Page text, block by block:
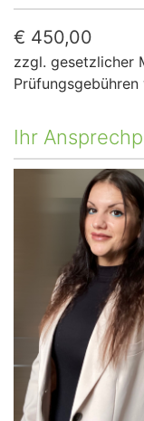
€ 450,00
zzgl. gesetzlicher
Ihr